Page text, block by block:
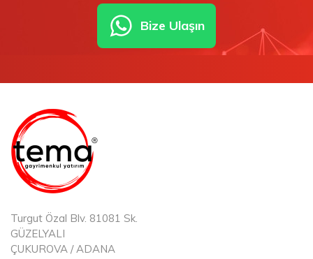
Bize Ulaşın
Turgut Özal Blv. 81081 Sk.
GÜZELYALI
ÇUKUROVA / ADANA